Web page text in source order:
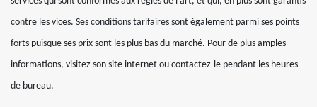
contre les vices. Ses conditions tarifaires sont également parmi ses points
forts puisque ses prix sont les plus bas du marché. Pour de plus amples
informations, visitez son site internet ou contactez-le pendant les heures
de bureau.